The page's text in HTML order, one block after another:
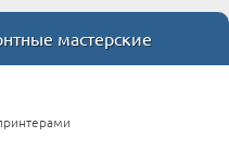
мастерские